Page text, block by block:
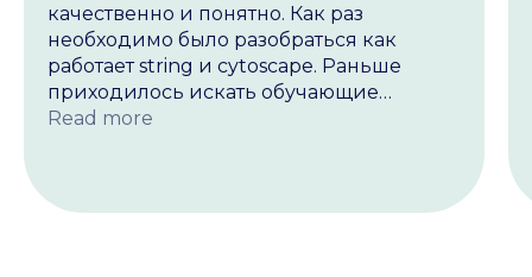
качественно и понятно. Как раз
необходимо было разобраться как
работает string и cytoscape. Раньше
приходилось искать обучающие
ролики на ютубе и они все почти
материала. В курсе все понятно,
Read more